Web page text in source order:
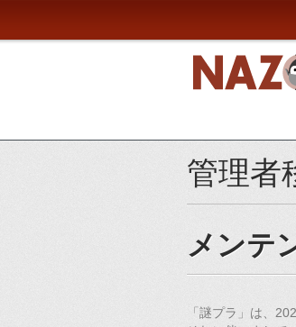
管理者
メンテ
「謎プラ」は、